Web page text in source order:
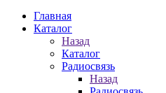
Главная
Каталог
Назад
Каталог
Радиосвязь
Назад